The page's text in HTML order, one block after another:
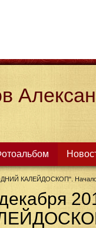
КАЛЕЙДОСКОП". Начало